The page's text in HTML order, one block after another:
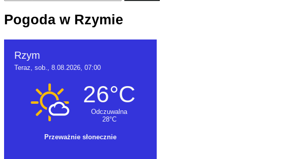
Pogoda w Rzymie